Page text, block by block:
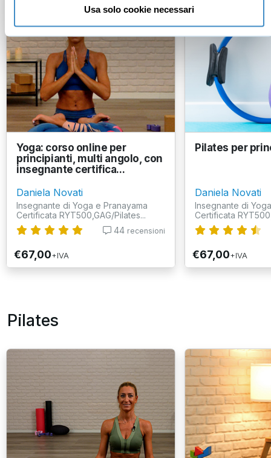
Usa solo cookie necessari
Yoga: corso online per
principianti, multi angolo, con
insegnante certifica...
Daniela Novati
Insegnante di Yoga e Pranayama
Certificata RYT500,GAG/Pilates...
44 recensioni
€67,00+IVA
Pilates per
Daniela Novati
Insegnante di
Certificata
€67,00+IVA
Pilates